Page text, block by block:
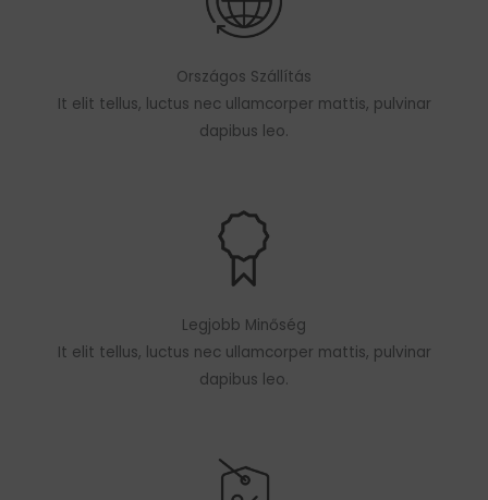
Országos Szállítás
It elit tellus, luctus nec ullamcorper mattis, pulvinar
dapibus leo.
Legjobb Minőség
It elit tellus, luctus nec ullamcorper mattis, pulvinar
dapibus leo.